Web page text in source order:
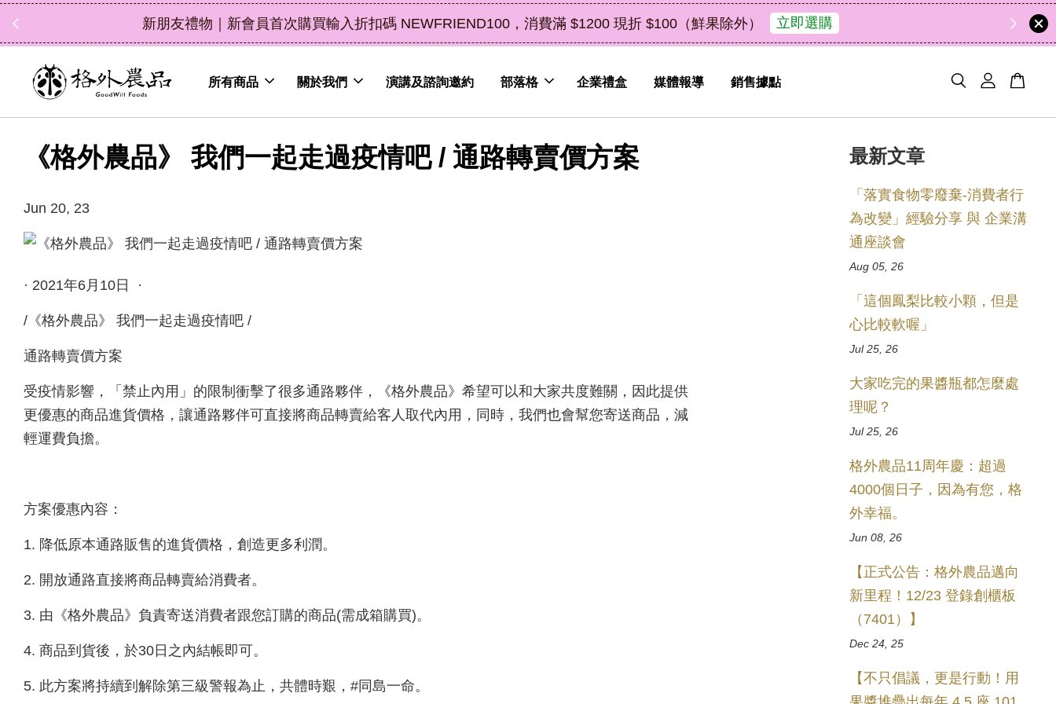
中秋禮盒新上市｜橘皮植萃永續好禮，解油去味・送禮自用兩相宜 了解詳情 49
天
9
小時
46
分鐘
22
秒
所有商品 關於我們 演講及諮詢邀約 部落格 企業禮盒 媒體報導 銷售據點
《格外農品》 我們一起走過疫情吧 / 通路轉賣價方案
Jun 20, 23
· 2021年6月10日 ·
/《格外農品》 我們一起走過疫情吧 /
通路轉賣價方案
受疫情影響，「禁止內用」的限制衝擊了很多通路夥伴，《格外農品》希望可以和大家共度難關，因此提供
更優惠的商品進貨價格，讓通路夥伴可直接將商品轉賣給客人取代內用，同時，我們也會幫您寄送商品，減
輕運費負擔。
方案優惠內容：
1. 降低原本通路販售的進貨價格，創造更多利潤。
2. 開放通路直接將商品轉賣給消費者。
3. 由《格外農品》負責寄送消費者跟您訂購的商品(需成箱購買)。
4. 商品到貨後，於30日之內結帳即可。
5. 此方案將持續到解除第三級警報為止，共體時艱，#同島一命。
最新文章
「落實食物零廢棄-消費者行
為改變」經驗分享 與 企業溝
通座談會
Aug 05, 26
「這個鳳梨比較小顆，但是
心比較軟喔」
Jul 25, 26
大家吃完的果醬瓶都怎麼處
理呢？
Jul 25, 26
格外農品11周年慶：超過
4000個日子，因為有您，格
外幸福。
Jun 08, 26
【正式公告：格外農品邁向
新里程！12/23 登錄創櫃板
（7401）】
Dec 24, 25
【不只倡議，更是行動！用